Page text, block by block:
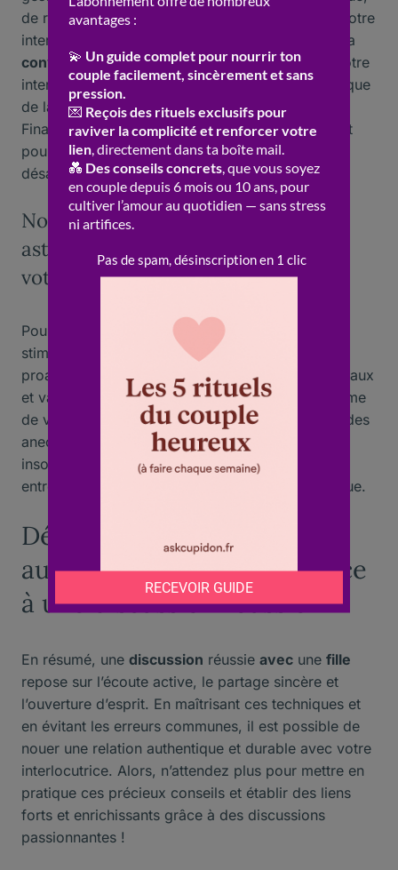
de religion ou de questions intimes peut mettre votre
interlocutrice mal à l’aise et nuire à la qualité de la
conversation. De même, évitez d’interrompre votre
interlocutrice ou de monopoliser la parole, ainsi que
de la juger ou de la critiquer ouvertement.
Finalement, faites preuve de diplomatie et de tact
pour aborder des sujets délicats ou évoquer des
désaccords.
Nourrir la discussion : quelques
astuces pour maintenir l’intérêt de
votre interlocutrice
Pour que la conversation
reste vivante et
stimulante, il est essentiel d’adopter une attitude
proactive et créative. Proposez des
originaux
et variés pour susciter la curiosité et l’enthousiasme
de votre interlocutrice. N’hésitez pas à partager des
anecdotes amusantes, à poser des questions
insolites ou à lancer des défis ludiques pour
entretenir la flamme et créer une complicité unique.
Développer une relation
authentique et durable grâce
à une discussion réussie
En résumé, une discussion réussie avec une fille
repose sur l’écoute active, le partage sincère et
l’ouverture d’esprit. En maîtrisant ces techniques et
en évitant les erreurs communes, il est possible de
nouer une relation authentique et durable avec votre
interlocutrice. Alors, n’attendez plus pour mettre en
pratique ces précieux conseils et établir des liens
forts et enrichissants grâce à des discussions
passionnantes !